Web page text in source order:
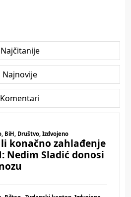
Najčitanije
Najnovije
Komentari